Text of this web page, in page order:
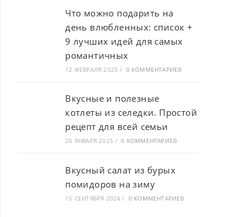
Что можно подарить на
день влюбленных: список +
9 лучших идей для самых
романтичных
12 ФЕВРАЛЯ 2025 / 0 КОММЕНТАРИЕВ
Вкусные и полезные
котлеты из селедки. Простой
рецепт для всей семьи
20 ЯНВАРЯ 2025 / 0 КОММЕНТАРИЕВ
Вкусный салат из бурых
помидоров на зиму
15 СЕНТЯБРЯ 2024 / 0 КОММЕНТАРИЕВ